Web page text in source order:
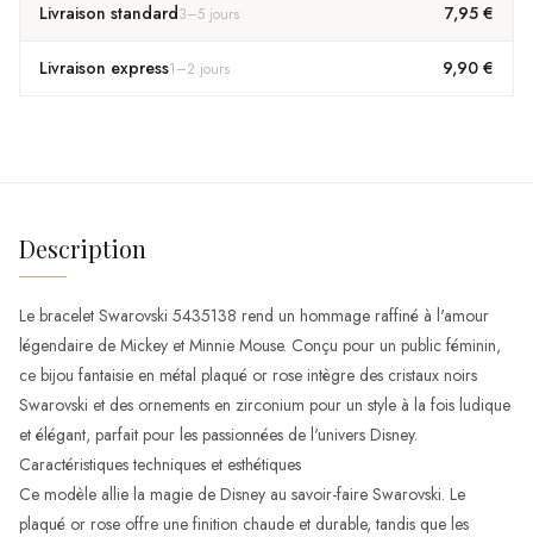
Livraison standard3–5 jours 7,95 €
Livraison express1–2 jours 9,90 €
Description
Le bracelet Swarovski 5435138 rend un hommage raffiné à l'amour
légendaire de Mickey et Minnie Mouse. Conçu pour un public féminin,
ce bijou fantaisie en métal plaqué or rose intègre des cristaux noirs
Swarovski et des ornements en zirconium pour un style à la fois ludique
et élégant, parfait pour les passionnées de l'univers Disney.
Caractéristiques techniques et esthétiques
Ce modèle allie la magie de Disney au savoir-faire Swarovski. Le
plaqué or rose offre une finition chaude et durable, tandis que les